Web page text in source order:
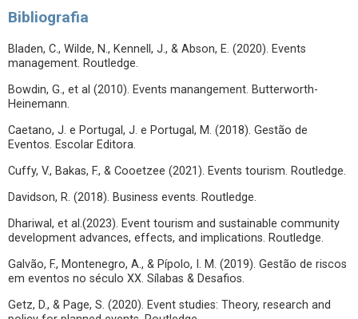
Bibliografia
Bladen, C., Wilde, N., Kennell, J., & Abson, E. (2020). Events
management. Routledge.
Bowdin, G., et al (2010). Events manangement. Butterworth-
Heinemann.
Caetano, J. e Portugal, J. e Portugal, M. (2018). Gestão de
Eventos. Escolar Editora.
Cuffy, V., Bakas, F., & Cooetzee (2021). Events tourism. Routledge.
Davidson, R. (2018). Business events. Routledge.
Dhariwal, et al.(2023). Event tourism and sustainable community
development advances, effects, and implications. Routledge.
Galvão, F., Montenegro, A., & Pípolo, I. M. (2019). Gestão de riscos
em eventos no século XX. Sílabas & Desafios.
Getz, D., & Page, S. (2020). Event studies: Theory, research and